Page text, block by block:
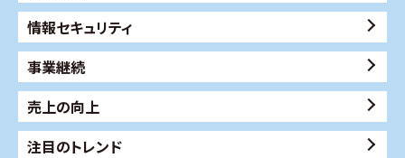
情報セキュリティ
事業継続
売上の向上
注目のトレンド